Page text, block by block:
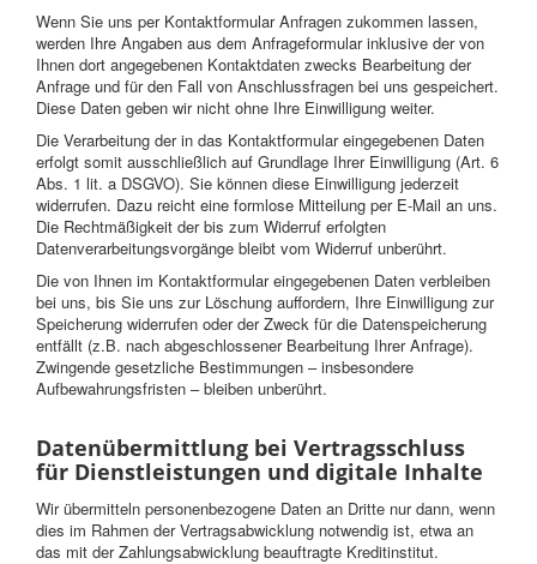
Wenn Sie uns per Kontaktformular Anfragen zukommen lassen,
werden Ihre Angaben aus dem Anfrageformular inklusive der von
Ihnen dort angegebenen Kontaktdaten zwecks Bearbeitung der
Anfrage und für den Fall von Anschlussfragen bei uns gespeichert.
Diese Daten geben wir nicht ohne Ihre Einwilligung weiter.
Die Verarbeitung der in das Kontaktformular eingegebenen Daten
erfolgt somit ausschließlich auf Grundlage Ihrer Einwilligung (Art. 6
Abs. 1 lit. a DSGVO). Sie können diese Einwilligung jederzeit
widerrufen. Dazu reicht eine formlose Mitteilung per E-Mail an uns.
Die Rechtmäßigkeit der bis zum Widerruf erfolgten
Datenverarbeitungsvorgänge bleibt vom Widerruf unberührt.
Die von Ihnen im Kontaktformular eingegebenen Daten verbleiben
bei uns, bis Sie uns zur Löschung auffordern, Ihre Einwilligung zur
Speicherung widerrufen oder der Zweck für die Datenspeicherung
entfällt (z.B. nach abgeschlossener Bearbeitung Ihrer Anfrage).
Zwingende gesetzliche Bestimmungen – insbesondere
Aufbewahrungsfristen – bleiben unberührt.
Datenübermittlung bei Vertragsschluss
für Dienstleistungen und digitale Inhalte
Wir übermitteln personenbezogene Daten an Dritte nur dann, wenn
dies im Rahmen der Vertragsabwicklung notwendig ist, etwa an
das mit der Zahlungsabwicklung beauftragte Kreditinstitut.